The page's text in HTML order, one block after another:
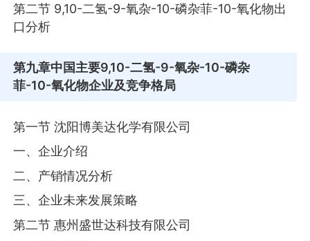
第二节 9,10-二氢-9-氧杂-10-磷杂菲-10-氧化物出
口分析
第九章中国主要9,10-二氢-9-氧杂-10-磷杂
菲-10-氧化物企业及竞争格局
第一节 沈阳博美达化学有限公司
一、企业介绍
二、产销情况分析
三、企业未来发展策略
第二节 惠州盛世达科技有限公司